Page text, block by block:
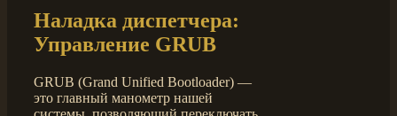
Наладка диспетчера:
Управление GRUB
GRUB (Grand Unified Bootloader) —
это главный манометр нашей